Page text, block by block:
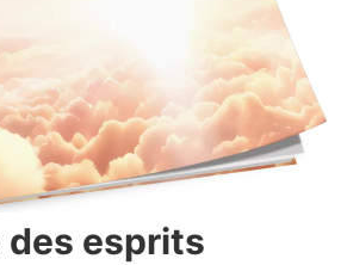
des esprits